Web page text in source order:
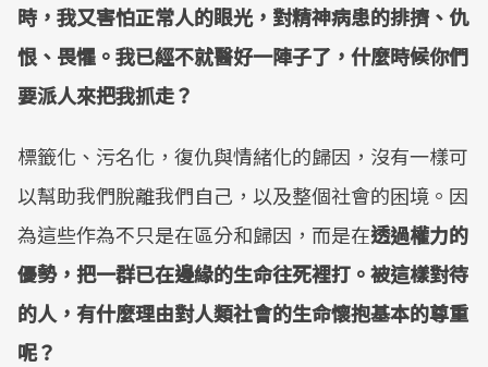
時，我又害怕正常人的眼光，對精神病患的排擠、仇
恨、畏懼。我已經不就醫好一陣子了，什麼時候你們
要派人來把我抓走？
標籤化、污名化，復仇與情緒化的歸因，沒有一樣可
以幫助我們脫離我們自己，以及整個社會的困境。因
為這些作為不只是在區分和歸因，而是在透過權力的
優勢，把一群已在邊緣的生命往死裡打。被這樣對待
的人，有什麼理由對人類社會的生命懷抱基本的尊重
呢？